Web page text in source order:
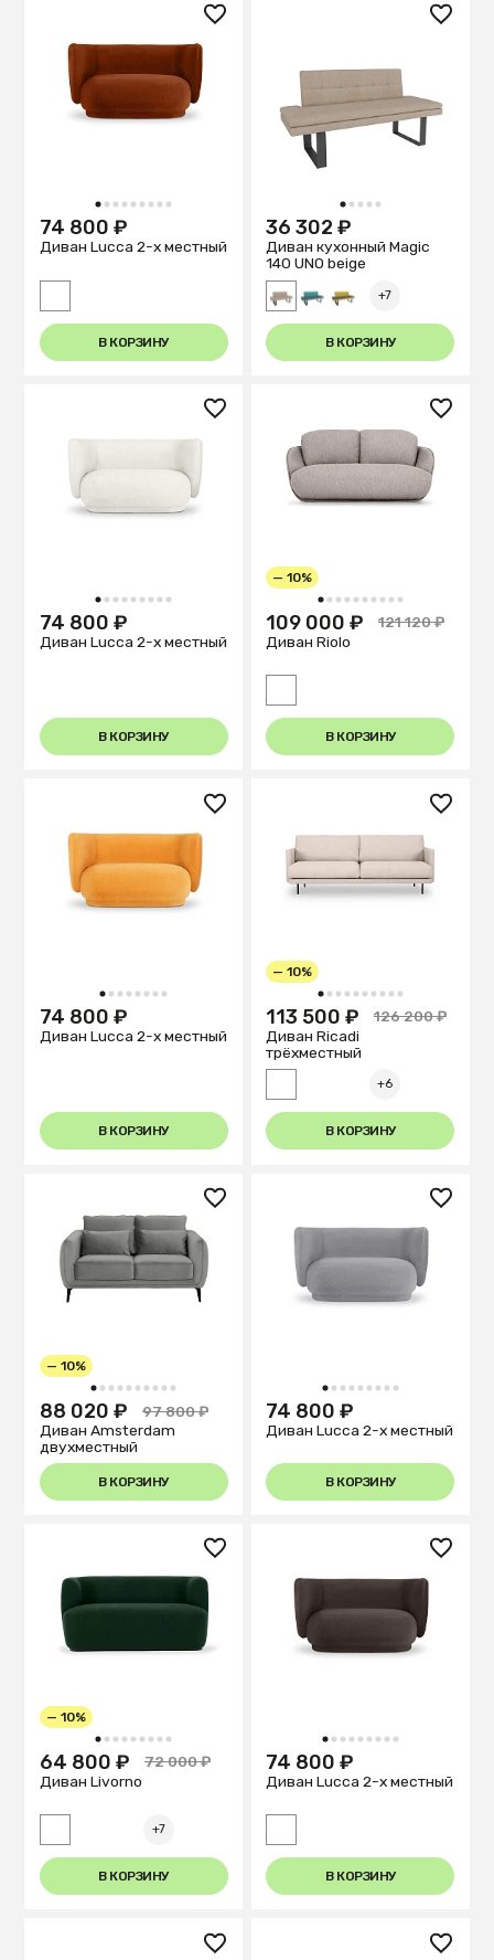
1 2 3 4 5 6 7 8 9
74 800 ₽
Диван Lucca 2-х местный
В КОРЗИНУ
1 2 3 4 5
36 302 ₽
Диван кухонный Magiс
140 UNO beige
+7
В КОРЗИНУ
1 2 3 4 5 6 7 8 9
74 800 ₽
Диван Lucca 2-х местный
В КОРЗИНУ
1 2 3 4 5 6 7 8 9 10
— 10%
109 000 ₽
121 120 ₽
Диван Riolo
В КОРЗИНУ
1 2 3 4 5 6 7 8
74 800 ₽
Диван Lucca 2-х местный
В КОРЗИНУ
1 2 3 4 5 6 7 8 9 10
— 10%
113 500 ₽
126 200 ₽
Диван Ricadi
трёхместный
+6
В КОРЗИНУ
1 2 3 4 5 6 7 8 9 10
— 10%
88 020 ₽
97 800 ₽
Диван Amsterdam
двухместный
В КОРЗИНУ
1 2 3 4 5 6 7 8 9
74 800 ₽
Диван Lucca 2-х местный
В КОРЗИНУ
1 2 3 4 5 6 7 8 9
— 10%
64 800 ₽
72 000 ₽
Диван Livorno
+7
В КОРЗИНУ
1 2 3 4 5 6 7 8 9
74 800 ₽
Диван Lucca 2-х местный
В КОРЗИНУ